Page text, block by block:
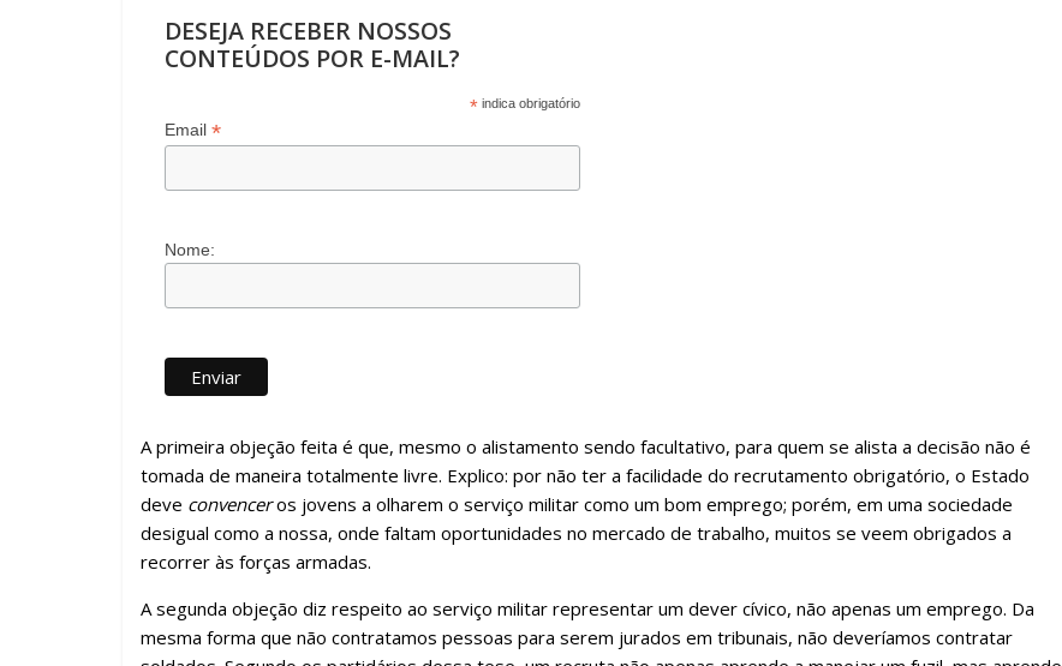
DESEJA RECEBER NOSSOS
CONTEÚDOS POR E-MAIL?
*indica obrigatório
Email *
Nome:
A primeira objeção feita é que, mesmo o alistamento sendo facultativo, para quem se alista a decisão não é
tomada de maneira totalmente livre. Explico: por não ter a facilidade do recrutamento obrigatório, o Estado
deve convenceros jovens a olharem o serviço militar como um bom emprego; porém, em uma sociedade
desigual como a nossa, onde faltam oportunidades no mercado de trabalho, muitos se veem obrigados a
recorrer às forças armadas.
A segunda objeção diz respeito ao serviço militar representar um dever cívico, não apenas um emprego. Da
mesma forma que não contratamos pessoas para serem jurados em tribunais, não deveríamos contratar